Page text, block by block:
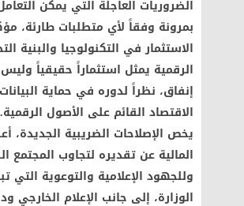
الضروريات العاجلة التي يمكن
بمرونة وفقاً لأي متطلبات طارئة،
الاستثمار في التكنولوجيا والبنية
الرقمية يمثل استثماراً حقيقياً
إنفاق، نظراً لدوره في حماية
الاقتصاد القائم على الأصول
يخص الإصلاحات الضريبية الجديدة،
المالية عن تقديره لتجاوب المجتمع
وللجهود الإعلامية والتوعوية التي
الوزارة، إلى جانب الإعلام الخارجي